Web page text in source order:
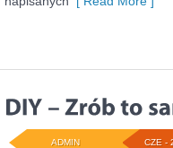
CZE -
ADMIN